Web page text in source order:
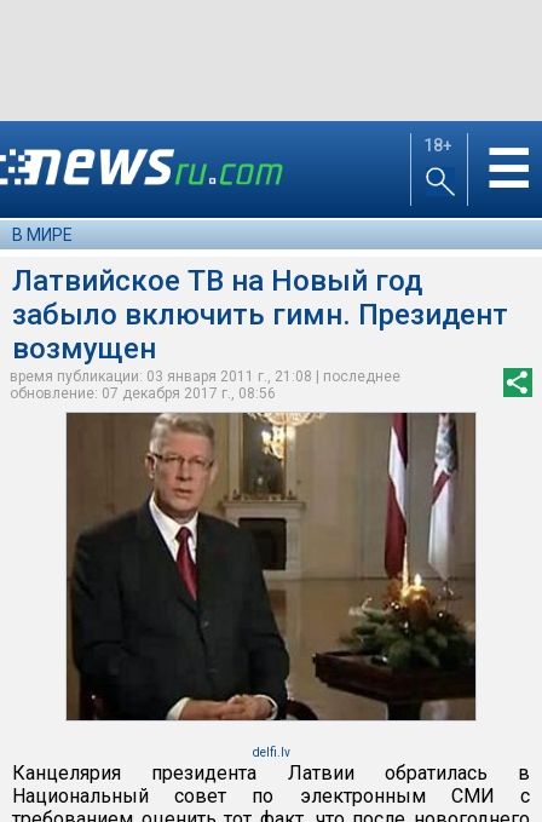
18+ ☰
В МИРЕ
Латвийское ТВ на Новый год
забыло включить гимн. Президент
возмущен
время публикации: 03 января 2011 г., 21:08 | последнее
обновление: 07 декабря 2017 г., 08:56
delfi.lv
Канцелярия президента Латвии обратилась в
Национальный совет по электронным СМИ с